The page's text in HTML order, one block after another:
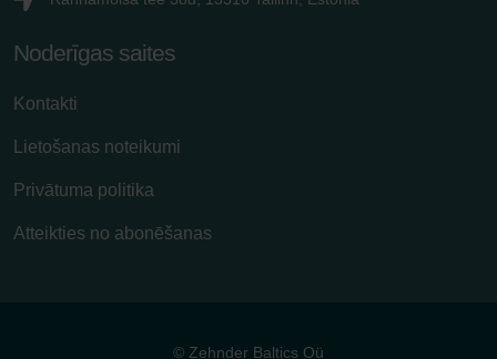
Noderīgas saites
Kontakti
Lietošanas noteikumi
Privātuma politika
Atteikties no abonēšanas
© Zehnder Baltics Oü